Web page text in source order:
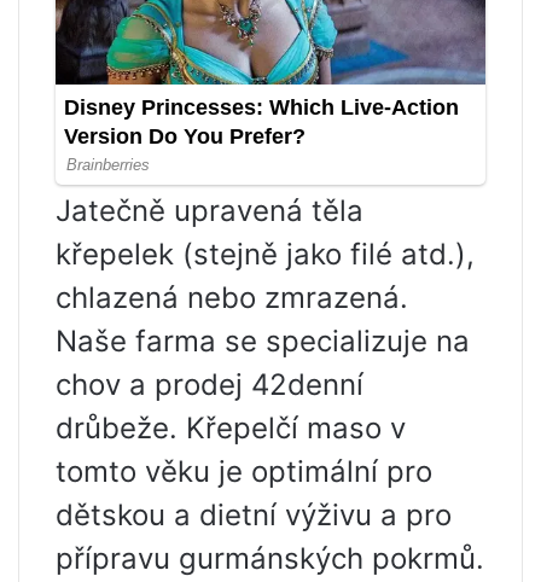
Jatečně upravená těla
křepelek (stejně jako filé atd.),
chlazená nebo zmrazená.
Naše farma se specializuje na
chov a prodej 42denní
drůbeže. Křepelčí maso v
tomto věku je optimální pro
dětskou a dietní výživu a pro
přípravu gurmánských pokrmů.